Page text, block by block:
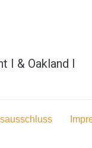
I & Oakland I